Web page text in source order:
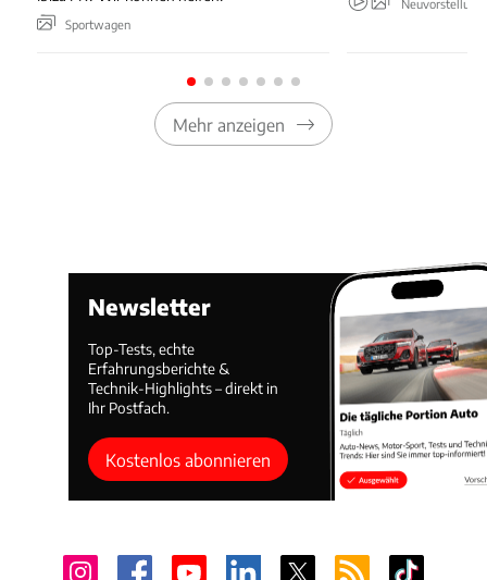
Sportwagen
Mehr anzeigen
Newsletter
Top-Tests, echte
Erfahrungsberichte &
Technik-Highlights – direkt in
Ihr Postfach.
Kostenlos abonnieren